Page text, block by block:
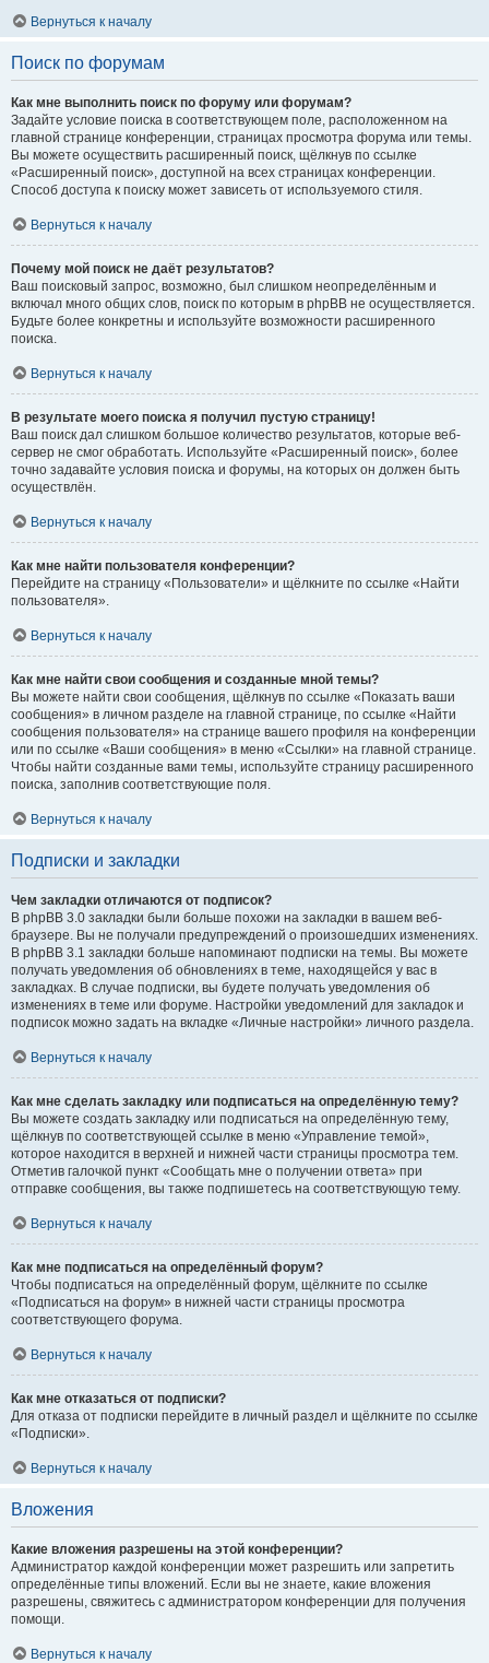
Вернуться к началу
Поиск по форумам
Как мне выполнить поиск по форуму или форумам?
Задайте условие поиска в соответствующем поле, расположенном на
главной странице конференции, страницах просмотра форума или темы.
Вы можете осуществить расширенный поиск, щёлкнув по ссылке
«Расширенный поиск», доступной на всех страницах конференции.
Способ доступа к поиску может зависеть от используемого стиля.
Вернуться к началу
Почему мой поиск не даёт результатов?
Ваш поисковый запрос, возможно, был слишком неопределённым и
включал много общих слов, поиск по которым в phpBB не осуществляется.
Будьте более конкретны и используйте возможности расширенного
поиска.
Вернуться к началу
В результате моего поиска я получил пустую страницу!
Ваш поиск дал слишком большое количество результатов, которые веб-
сервер не смог обработать. Используйте «Расширенный поиск», более
точно задавайте условия поиска и форумы, на которых он должен быть
осуществлён.
Вернуться к началу
Как мне найти пользователя конференции?
Перейдите на страницу «Пользователи» и щёлкните по ссылке «Найти
пользователя».
Вернуться к началу
Как мне найти свои сообщения и созданные мной темы?
Вы можете найти свои сообщения, щёлкнув по ссылке «Показать ваши
сообщения» в личном разделе на главной странице, по ссылке «Найти
сообщения пользователя» на странице вашего профиля на конференции
или по ссылке «Ваши сообщения» в меню «Ссылки» на главной странице.
Чтобы найти созданные вами темы, используйте страницу расширенного
поиска, заполнив соответствующие поля.
Вернуться к началу
Подписки и закладки
Чем закладки отличаются от подписок?
В phpBB 3.0 закладки были больше похожи на закладки в вашем веб-
браузере. Вы не получали предупреждений о произошедших изменениях.
В phpBB 3.1 закладки больше напоминают подписки на темы. Вы можете
получать уведомления об обновлениях в теме, находящейся у вас в
закладках. В случае подписки, вы будете получать уведомления об
изменениях в теме или форуме. Настройки уведомлений для закладок и
подписок можно задать на вкладке «Личные настройки» личного раздела.
Вернуться к началу
Как мне сделать закладку или подписаться на определённую тему?
Вы можете создать закладку или подписаться на определённую тему,
щёлкнув по соответствующей ссылке в меню «Управление темой»,
которое находится в верхней и нижней части страницы просмотра тем.
Отметив галочкой пункт «Сообщать мне о получении ответа» при
отправке сообщения, вы также подпишетесь на соответствующую тему.
Вернуться к началу
Как мне подписаться на определённый форум?
Чтобы подписаться на определённый форум, щёлкните по ссылке
«Подписаться на форум» в нижней части страницы просмотра
соответствующего форума.
Вернуться к началу
Как мне отказаться от подписки?
Для отказа от подписки перейдите в личный раздел и щёлкните по ссылке
«Подписки».
Вернуться к началу
Вложения
Какие вложения разрешены на этой конференции?
Администратор каждой конференции может разрешить или запретить
определённые типы вложений. Если вы не знаете, какие вложения
разрешены, свяжитесь с администратором конференции для получения
помощи.
Вернуться к началу